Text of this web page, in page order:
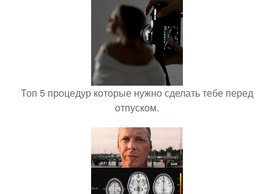
Топ 5 процедур которые нужно сделать тебе перед
отпуском.